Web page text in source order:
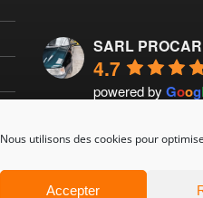
Nous utilisons des cookies pour
Accepter
SARL
4.7
powered byGoog